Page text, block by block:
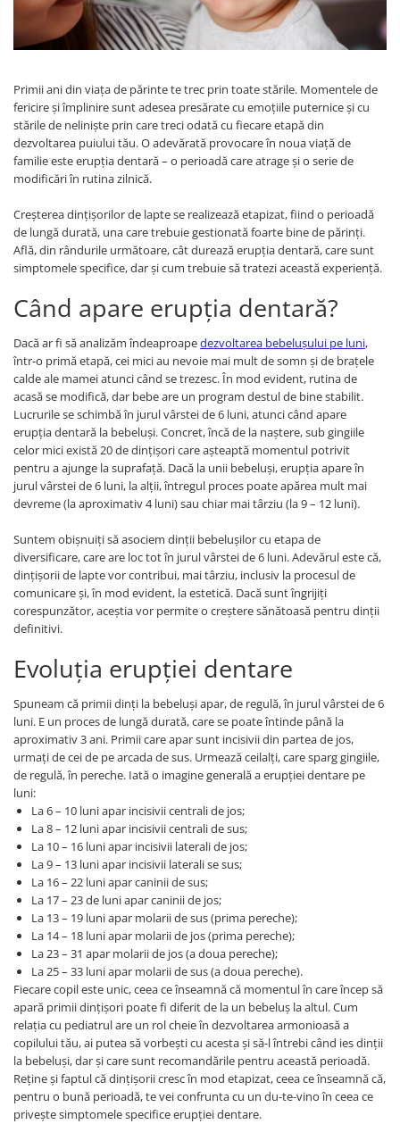
Jocuri experimente stiintifice
Casute copii
Jocuri inteligenta si memorie
Casute papusi
Jocuri dezvoltare emotionala
Jucarii din lemn
Jocuri si jucarii stiinta
Jucarii si jocuri Montessori
Jocuri de relaxare
Papusi Barbie
Jocuri de cooperare
Jocuri dezvoltarea imaginatiei
Jocuri geografie
Jocuri invatat limba engleza
Jocuri Origami
Jocuri si jucarii educative
Jucarii interactive
Jucarii muzicale
Jucării ȋndemânare
Masinute si trenulete
Roboti de jucarie
Carti metoda Montessori
Carti si culegeri cu exercitii
Primii ani din viața de părinte te trec prin toate stările. Momentele de
fericire și împlinire sunt adesea presărate cu emoțiile puternice și cu
stările de neliniște prin care treci odată cu fiecare etapă din
dezvoltarea puiului tău. O adevărată provocare în noua viață de
familie este erupția dentară – o perioadă care atrage și o serie de
modificări în rutina zilnică.
Creșterea dințișorilor de lapte se realizează etapizat, fiind o perioadă
de lungă durată, una care trebuie gestionată foarte bine de părinți.
Află, din rândurile următoare, cât durează erupția dentară, care sunt
simptomele specifice, dar și cum trebuie să tratezi această experiență.
Când apare erupția dentară?
Dacă ar fi să analizăm îndeaproapedezvoltarea bebelușului pe luni,
într-o primă etapă, cei mici au nevoie mai mult de somn și de brațele
calde ale mamei atunci când se trezesc. În mod evident, rutina de
acasă se modifică, dar bebe are un program destul de bine stabilit.
Lucrurile se schimbă în jurul vârstei de 6 luni, atunci când apare
erupția dentară la bebeluși. Concret, încă de la naștere, sub gingiile
celor mici există 20 de dințișori care așteaptă momentul potrivit
pentru a ajunge la suprafață. Dacă la unii bebeluși, erupția apare în
jurul vârstei de 6 luni, la alții, întregul proces poate apărea mult mai
devreme (la aproximativ 4 luni) sau chiar mai târziu (la 9 – 12 luni).
Suntem obișnuiți să asociem dinții bebelușilor cu etapa de
diversificare, care are loc tot în jurul vârstei de 6 luni. Adevărul este că,
dințișorii de lapte vor contribui, mai târziu, inclusiv la procesul de
comunicare și, în mod evident, la estetică. Dacă sunt îngrijiți
corespunzător, aceștia vor permite o creștere sănătoasă pentru dinții
definitivi.
Evoluția erupției dentare
Spuneam că primii dinți la bebeluși apar, de regulă, în jurul vârstei de 6
luni. E un proces de lungă durată, care se poate întinde până la
aproximativ 3 ani. Primii care apar sunt incisivii din partea de jos,
urmați de cei de pe arcada de sus. Urmează ceilalți, care sparg gingiile,
de regulă, în pereche. Iată o imagine generală a erupției dentare pe
luni:
La 6 – 10 luni apar incisivii centrali de jos;
La 8 – 12 luni apar incisivii centrali de sus;
La 10 – 16 luni apar incisivii laterali de jos;
La 9 – 13 luni apar incisivii laterali se sus;
La 16 – 22 luni apar caninii de sus;
La 17 – 23 de luni apar caninii de jos;
La 13 – 19 luni apar molarii de sus (prima pereche);
La 14 – 18 luni apar molarii de jos (prima pereche);
La 23 – 31 apar molarii de jos (a doua pereche);
La 25 – 33 luni apar molarii de sus (a doua pereche).
Fiecare copil este unic, ceea ce înseamnă că momentul în care încep să
apară primii dințișori poate fi diferit de la un bebeluș la altul. Cum
relația cu pediatrul are un rol cheie în dezvoltarea armonioasă a
copilului tău, ai putea să vorbești cu acesta și să-l întrebi când ies dinții
la bebeluși, dar și care sunt recomandările pentru această perioadă.
Reține și faptul că dințișorii cresc în mod etapizat, ceea ce înseamnă că,
pentru o bună perioadă, te vei confrunta cu un du-te-vino în ceea ce
privește simptomele specifice erupției dentare.